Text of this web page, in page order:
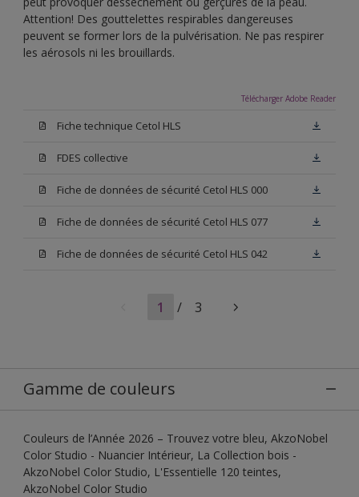
Attention! Des gouttelettes respirables dangereuses
peuvent se former lors de la pulvérisation. Ne pas respirer
les aérosols ni les brouillards.
Télécharger Adobe Reader
Fiche technique Cetol HLS
FDES collective
Fiche de données de sécurité Cetol HLS 000
Fiche de données de sécurité Cetol HLS 077
Fiche de données de sécurité Cetol HLS 042
1 / 3
Gamme de couleurs
Couleurs de l’Année 2026 – Trouvez votre bleu, AkzoNobel
Color Studio - Nuancier Intérieur, La Collection bois -
AkzoNobel Color Studio, L'Essentielle 120 teintes,
AkzoNobel Color Studio